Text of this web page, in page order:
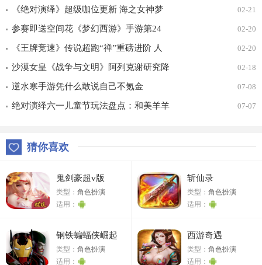
《绝对演绎》超级咖位更新 海之女神梦
幻时装免费拿！
02-21
参赛即送空间花《梦幻西游》手游第24
届X9联赛报名进行中！
02-20
《王牌竞速》传说超跑“禅”重磅进阶 人
车合一 竞速飞升！
02-20
沙漠女皇《战争与文明》阿列克谢研究降
价
02-18
逆水寒手游凭什么敢说自己不氪金 07-08
绝对演绎六一儿童节玩法盘点：和美羊羊 07-07
猜你喜欢
鬼剑豪超v版
类型： 角色扮演
适用：
斩仙录
类型：角色扮演
适用：
钢铁蝙蝠侠崛起
类型： 角色扮演
适用：
西游奇遇
类型：角色扮演
适用：